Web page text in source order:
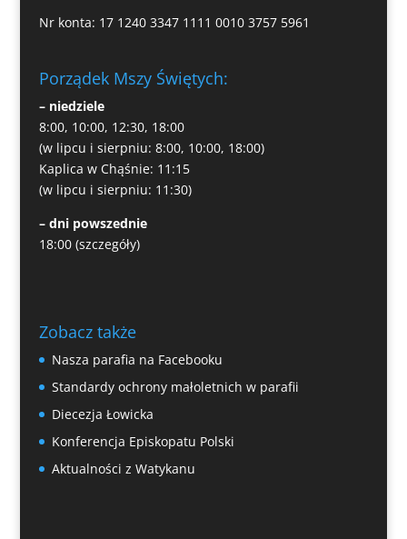
Nr konta: 17 1240 3347 1111 0010 3757 5961
Porządek Mszy Świętych:
– niedziele
8:00, 10:00, 12:30, 18:00
(w lipcu i sierpniu: 8:00, 10:00, 18:00)
Kaplica w Chąśnie: 11:15
(w lipcu i sierpniu: 11:30)
– dni powszednie
18:00 (szczegóły)
Zobacz także
Nasza parafia na Facebooku
Standardy ochrony małoletnich w parafii
Diecezja Łowicka
Konferencja Episkopatu Polski
Aktualności z Watykanu